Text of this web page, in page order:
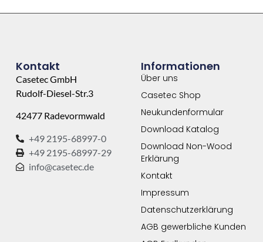
Kontakt
Casetec GmbH
Rudolf-Diesel-Str.3
42477 Radevormwald
+49 2195-68997-0
+49 2195-68997-29
info@casetec.de
Informationen
Über uns
Casetec Shop
Neukundenformular
Download Katalog
Download Non-Wood
Erklärung
Kontakt
Impressum
Datenschutzerklärung
AGB gewerbliche Kunden